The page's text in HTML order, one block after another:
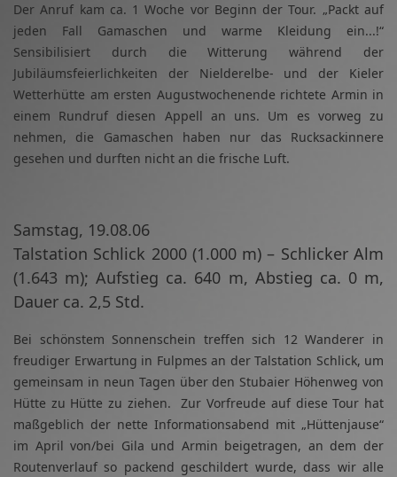
Der Anruf kam ca. 1 Woche vor Beginn der Tour. „Packt auf
jeden Fall Gamaschen und warme Kleidung ein...!“
Sensibilisiert durch die Witterung während der
Jubiläumsfeierlichkeiten der Nielderelbe- und der Kieler
Wetterhütte am ersten Augustwochenende richtete Armin in
einem Rundruf diesen Appell an uns. Um es vorweg zu
nehmen, die Gamaschen haben nur das Rucksackinnere
gesehen und durften nicht an die frische Luft.
Samstag, 19.08.06
Talstation Schlick 2000 (1.000 m) – Schlicker Alm
(1.643 m); Aufstieg ca. 640 m, Abstieg ca. 0 m,
Dauer ca. 2,5 Std.
Bei schönstem Sonnenschein treffen sich 12 Wanderer in
freudiger Erwartung in Fulpmes an der Talstation Schlick, um
gemeinsam in neun Tagen über den Stubaier Höhenweg von
Hütte zu Hütte zu ziehen. Zur Vorfreude auf diese Tour hat
maßgeblich der nette Informationsabend mit „Hüttenjause“
im April von/bei Gila und Armin beigetragen, an dem der
Routenverlauf so packend geschildert wurde, dass wir alle